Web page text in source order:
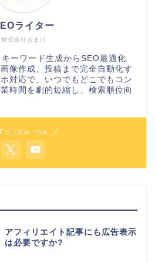
株式会社おまけ
ライター
キーワード生成からSEO最適化
像作成、投稿まで完全自動化す
対応で、いつでもどこでもコン
時間を劇的短縮し、検索順位向
me ／
アフィリエイト記事にも広告表示
は必要ですか?